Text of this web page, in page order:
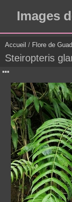
Images
Accueil / Flore de
Steiropteris